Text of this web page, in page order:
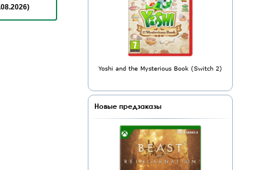
Yoshi and the Mysterious Book (Switch 2)
Новые предзаказы